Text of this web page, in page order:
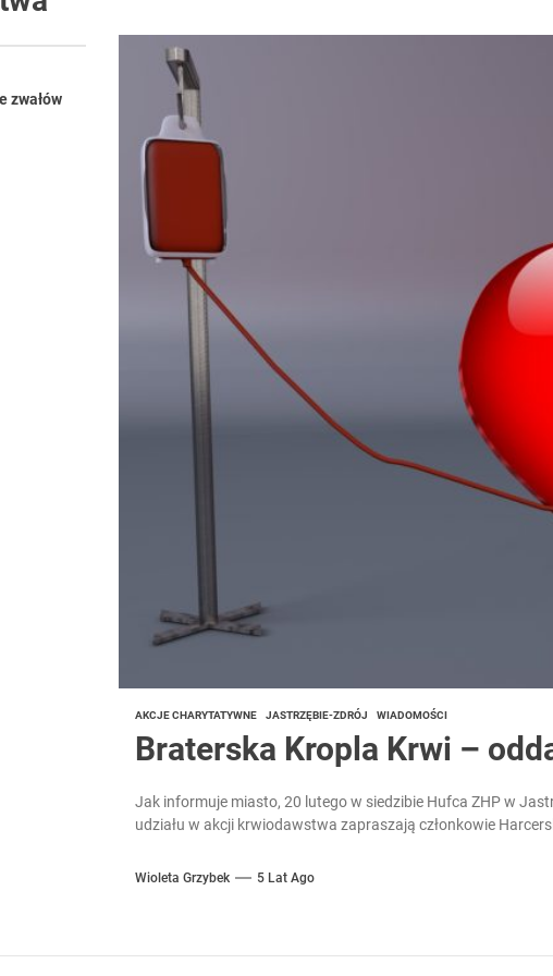
2.
– woda nieprzydatna do spożycia!!!
kolejnych afer w ochronie zdrowia — czas zacząć mówić o
AKCJE CHARYTATYWNE JASTRZĘBIE-ZDRÓJ WIADOMOŚCI
Braterska Kropla Krwi –
Jak informuje miasto, 20 lutego w siedzibie Hufca ZHP w
udziału w akcji krwiodawstwa zapraszają członkowie
Wioleta Grzybek 5 Lat Ago
zwałów